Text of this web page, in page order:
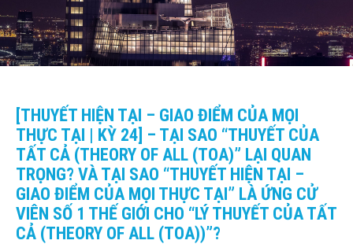
[THUYẾT HIỆN TẠI – GIAO ĐIỂM CỦA MỌI
THỰC TẠI | KỲ 24] – TẠI SAO “THUYẾT CỦA
TẤT CẢ (THEORY OF ALL (TOA)” LẠI QUAN
TRỌNG? VÀ TẠI SAO “THUYẾT HIỆN TẠI –
GIAO ĐIỂM CỦA MỌI THỰC TẠI” LÀ ỨNG CỬ
VIÊN SỐ 1 THẾ GIỚI CHO “LÝ THUYẾT CỦA TẤT
CẢ (THEORY OF ALL (TOA))”?